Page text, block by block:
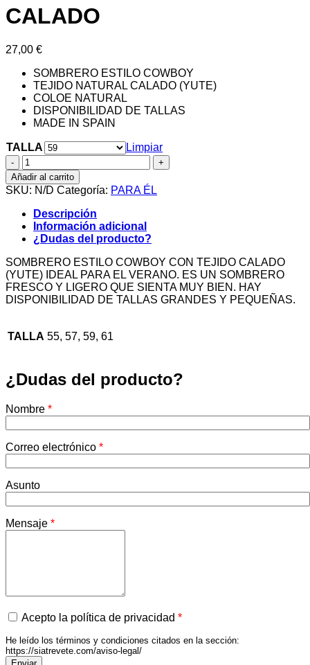
CALADO
27,00 €
SOMBRERO ESTILO COWBOY
TEJIDO NATURAL CALADO (YUTE)
COLOE NATURAL
DISPONIBILIDAD DE TALLAS
MADE IN SPAIN
TALLA
Limpiar
SOMBRERO
COWBOY
CALADO
cantidad
Añadir al carrito
SKU: N/D Categoría: PARA ÉL
Descripción
Información adicional
¿Dudas del producto?
SOMBRERO ESTILO COWBOY CON TEJIDO CALADO
(YUTE) IDEAL PARA EL VERANO. ES UN SOMBRERO
FRESCO Y LIGERO QUE SIENTA MUY BIEN. HAY
DISPONIBILIDAD DE TALLAS GRANDES Y PEQUEÑAS.
TALLA 55, 57, 59, 61
¿Dudas del producto?
Nombre *
Correo electrónico *
Asunto
Mensaje *
Acepto la política de privacidad *
He leído los términos y condiciones citados en la sección:
https://siatrevete.com/aviso-legal/